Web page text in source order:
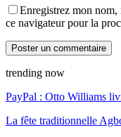
Enregistrez mon nom,
ce navigateur pour la
trending now
PayPal : Otto Williams
La fête traditionnelle